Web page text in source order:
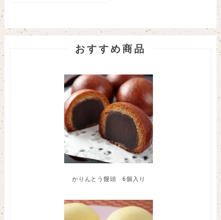
おすすめ商品
かりんとう饅頭 6個入り